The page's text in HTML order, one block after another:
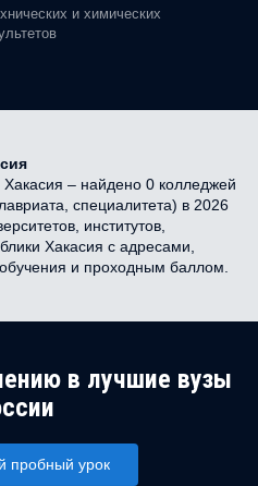
и химических
– найдено 0 колледжей
специалитета) в 2026
институтов,
Хакасия с адресами,
и проходным баллом.
в лучшие вузы
пробный урок